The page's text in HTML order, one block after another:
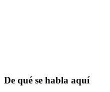
De qué se habla aquí